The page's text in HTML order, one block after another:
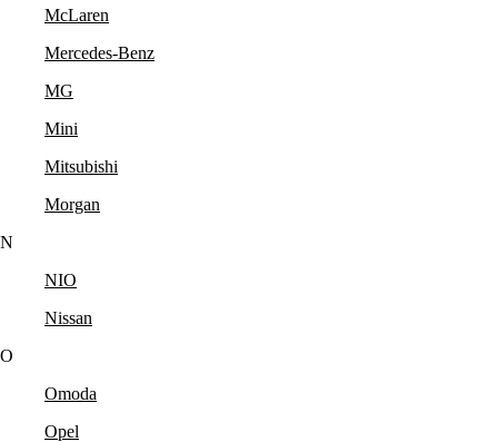
McLaren
Mercedes-Benz
MG
Mini
Mitsubishi
Morgan
N
NIO
Nissan
O
Omoda
Opel